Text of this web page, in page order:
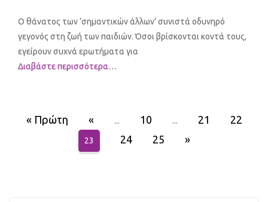
Ο θάνατος των ‘σημαντικών άλλων’ συνιστά οδυνηρό
γεγονός στη ζωή των παιδιών. Όσοι βρίσκονται κοντά τους,
εγείρουν συχνά ερωτήματα για
Διαβάστε περισσότερα…
« Πρώτη « ... 10 ... 21 22
23 24 25 »